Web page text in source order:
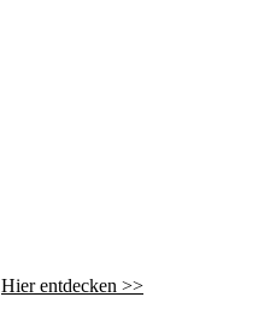
Hier entdecken >>